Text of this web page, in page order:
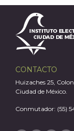
CONTACTO
Huizaches 25,
Ciudad de México.
Conmutador: (55)